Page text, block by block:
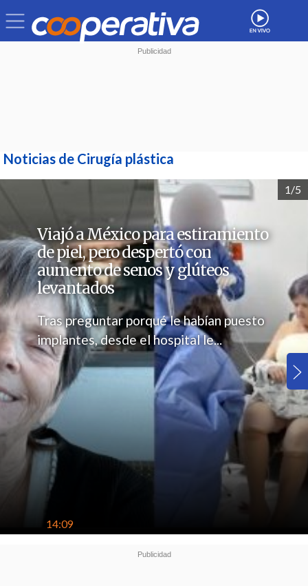
Noticias de Cirugía plástica
1/5
Viajó a México para estiramiento
de piel, pero despertó con
aumento de senos y glúteos
levantados
Tras preguntar porqué le habían puesto
implantes, desde el hospital le...
14:09